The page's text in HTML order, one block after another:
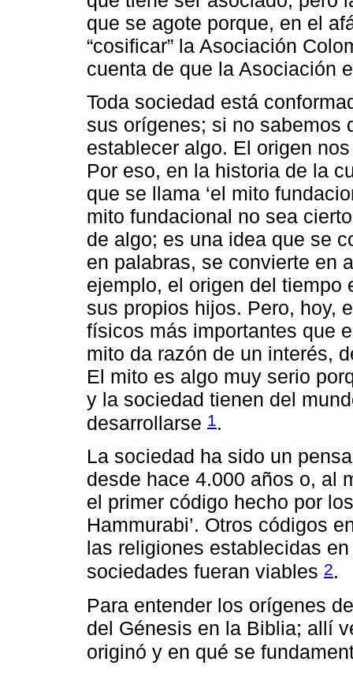
que se agote porque, en el
“cosificar” la Asociación
cuenta de que la Asociación
Toda sociedad está
sus orígenes; si no sabemos
establecer algo. El origen
Por eso, en la historia de la
que se llama ‘el mito
mito fundacional no sea
de algo; es una idea que se
en palabras, se convierte en
ejemplo, el origen del tiempo
sus propios hijos. Pero, hoy,
físicos más importantes que
mito da razón de un interés,
El mito es algo muy serio
y la sociedad tienen del
desarrollarse 1.
La sociedad ha sido un
desde hace 4.000 años o, al
el primer código hecho por
Hammurabi’. Otros códigos
las religiones establecidas
sociedades fueran viables 2.
Para entender los orígenes
del Génesis en la Biblia; allí
originó y en qué se